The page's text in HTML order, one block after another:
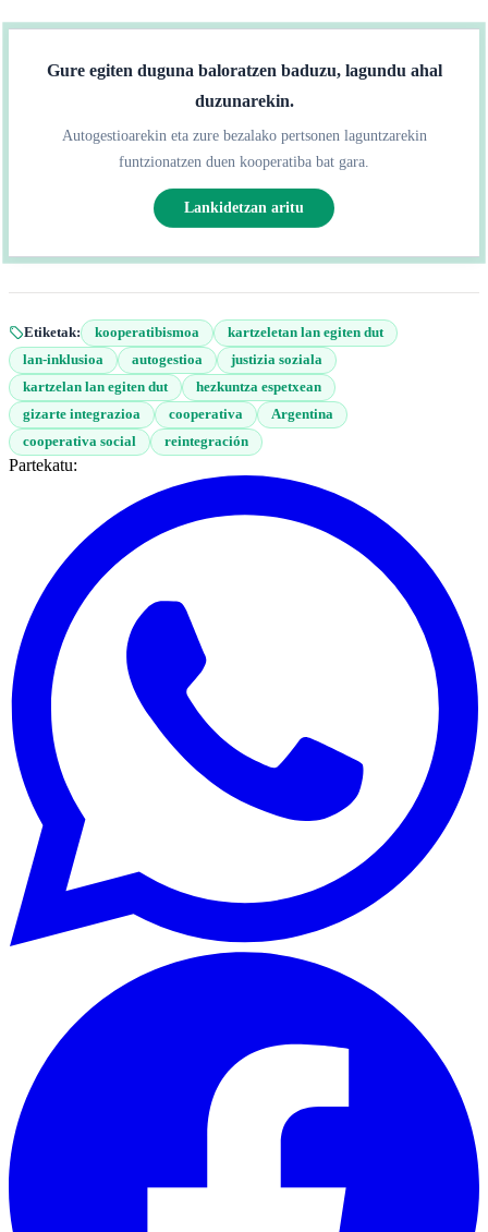
Gure egiten duguna baloratzen baduzu, lagundu ahal
duzunarekin.
Autogestioarekin eta zure bezalako pertsonen laguntzarekin
funtzionatzen duen kooperatiba bat gara.
Lankidetzan aritu
Etiketak: kooperatibismoa
kartzeletan lan egiten dut
lan-inklusioa
autogestioa
justizia soziala
kartzelan lan egiten dut
hezkuntza espetxean
gizarte integrazioa
cooperativa
Argentina
cooperativa social
reintegración
Partekatu: